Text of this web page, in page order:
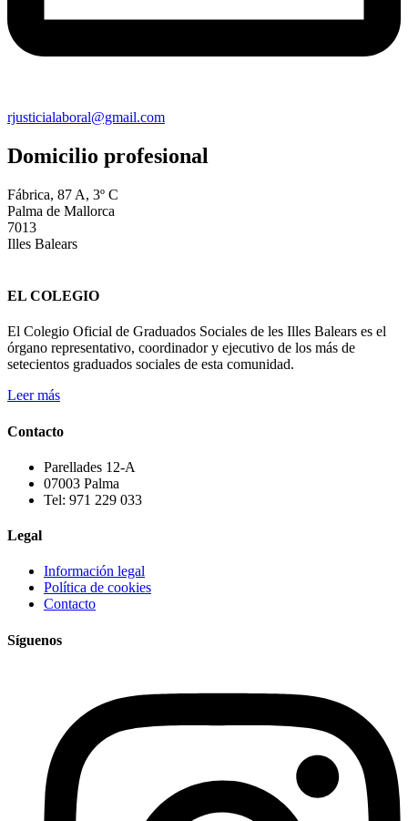
rjusticialaboral@gmail.com
Domicilio profesional
Fábrica, 87 A, 3º C
Palma de Mallorca
7013
Illes Balears
EL COLEGIO
El Colegio Oficial de Graduados Sociales de les Illes Balears es el
órgano representativo, coordinador y ejecutivo de los más de
setecientos graduados sociales de esta comunidad.
Leer más
Contacto
Parellades 12-A
07003 Palma
Tel: 971 229 033
Legal
Información legal
Política de cookies
Contacto
Síguenos